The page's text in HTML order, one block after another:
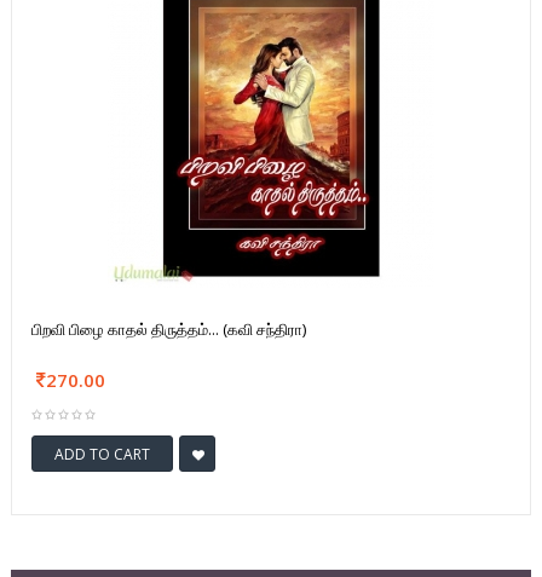
பிறவி பிழை காதல் திருத்தம்... (கவி சந்திரா)
270.00
ADD TO CART